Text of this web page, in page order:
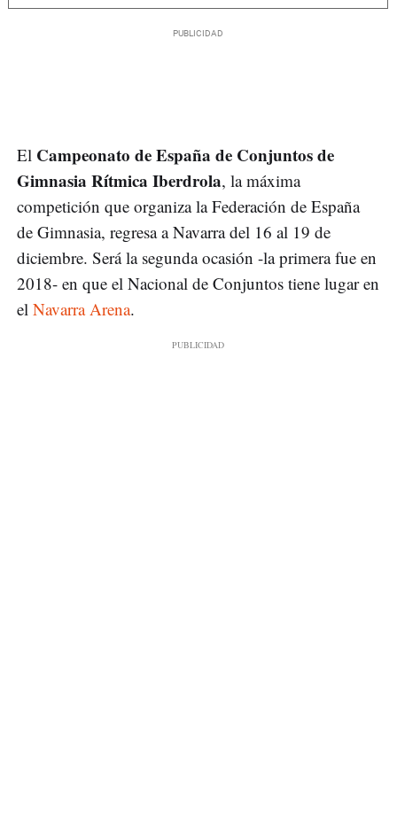
El Campeonato de España de Conjuntos de
Gimnasia Rítmica Iberdrola, la máxima
competición que organiza la Federación de España
de Gimnasia, regresa a Navarra del 16 al 19 de
diciembre. Será la segunda ocasión -la primera fue en
2018- en que el Nacional de Conjuntos tiene lugar en
el Navarra Arena.